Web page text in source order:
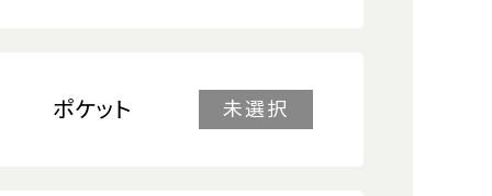
ポケット 未選択